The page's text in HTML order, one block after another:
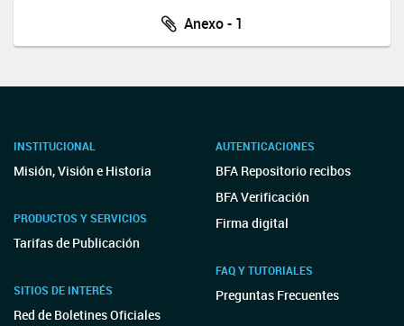
Anexo - 1
INSTITUCIONAL
Misión, Visión e Historia
PRODUCTOS Y SERVICIOS
Tarifas de Publicación
SITIOS DE INTERÉS
Red de Boletines Oficiales
AUTENTICACIONES
BFA Repositorio recibos
BFA Verificación
Firma digital
FAQ Y TUTORIALES
Preguntas Frecuentes